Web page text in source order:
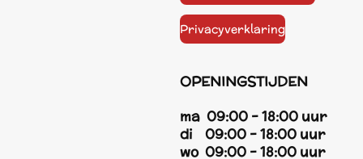
Privacyverklaring
OPENINGSTIJDEN
ma 09:00 - 18:00 uur
di 09:00 - 18:00 uur
wo 09:00 - 18:00 uur